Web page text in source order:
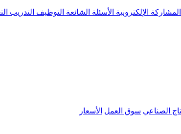
المشاركة الإلكترونية الأسئلة الشائعة التوظيف التدريب
الصناعي سوق العمل الأسعار